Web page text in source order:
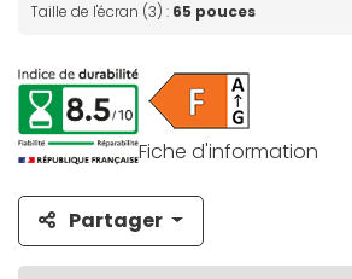
Taille de l'écran (3) : 65 pouces
Fiche d'information
Partager